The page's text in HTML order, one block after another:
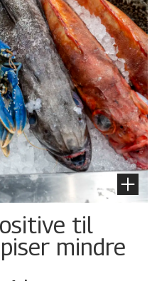
til
mindre